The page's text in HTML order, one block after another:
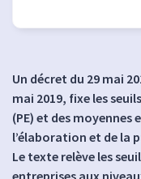
Un décret du 29 mai
mai 2019, fixe les
(PE) et des moyennes
l’élaboration et de la
Le texte relève les
entreprises aux